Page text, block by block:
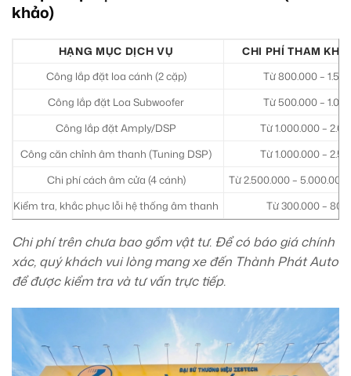
khảo)
HẠNG MỤC DỊCH VỤ
CHI PHÍ THAM
Công lắp đặt loa cánh (2 cặp)
Từ 800.000 –
Công lắp đặt Loa Subwoofer
Từ 500.000 –
Công lắp đặt Amply/DSP
Từ 1.000.000 –
Công căn chỉnh âm thanh (Tuning DSP)
Từ 1.000.000 –
Chi phí cách âm cửa (4 cánh)
Từ 2.500.000 – 5.000.000
Kiểm tra, khắc phục lỗi hệ thống âm thanh
Từ 300.000 –
Chi phí trên chưa bao gồm vật tư. Để có báo giá chính
xác, quý khách vui lòng mang xe đến Thành Phát Auto
để được kiểm tra và tư vấn trực tiếp.